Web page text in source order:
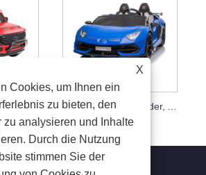
Preis Spielzeugautos aus Kunststoff für Kinder zum Fahren
X
Cookies, um Ihnen ein
zu bieten, den
zu analysieren und Inhalte
Durch die Nutzung
stimmen Sie der